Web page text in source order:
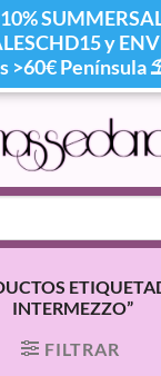
INTERMEZZO”
FILTRAR
y
>60€ Península